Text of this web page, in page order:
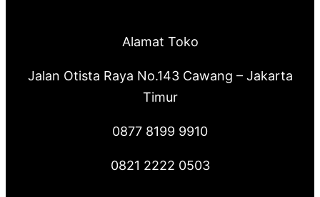
Alamat Toko
Jalan Otista Raya No.143 Cawang – Jakarta
Timur
0877 8199 9910
0821 2222 0503